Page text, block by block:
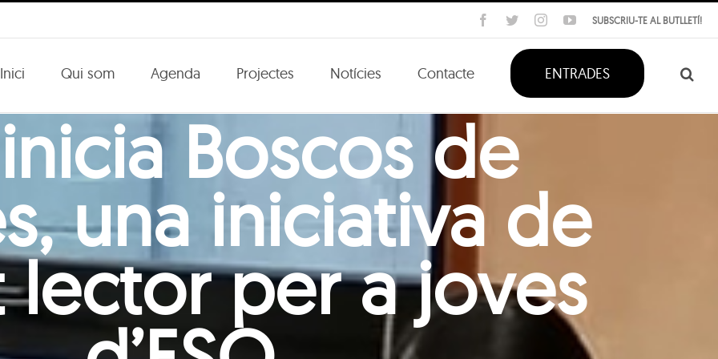
SUBSCRIU-TE AL BUTLLETÍ!
Facebook
TwitterInstagramYouTube
Inici Qui som Agenda Projectes Notícies Contacte ENTRADES
Boscos de
una iniciativa de
per a joves